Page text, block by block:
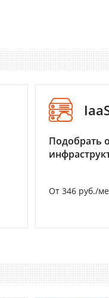
Подобрать
От 346 руб./